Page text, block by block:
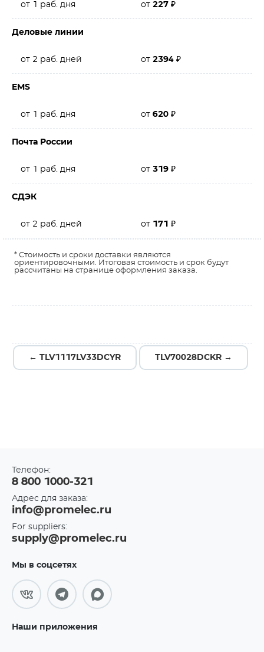
от 1 раб. дня от 227 ₽
Деловые линии
от 2 раб. дней от 2394 ₽
EMS
от 1 раб. дня от 620 ₽
Почта России
от 1 раб. дня от 319 ₽
СДЭК
от 2 раб. дней от 171 ₽
* Стоимость и сроки доставки являются
ориентировочными. Итоговая стоимость и срок будут
рассчитаны на странице оформления заказа.
← TLV1117LV33DCYR TLV70028DCKR →
Телефон:
8 800 1000-321
Адрес для заказа:
info@promelec.ru
For suppliers:
supply@promelec.ru
Мы в соцсетях
Наши приложения